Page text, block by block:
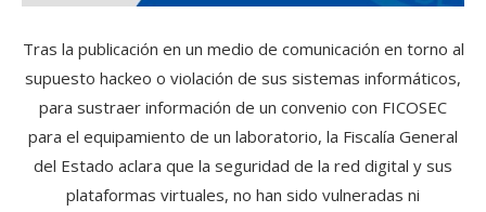
Tras la publicación en un medio de comunicación en torno al
supuesto hackeo o violación de sus sistemas informáticos,
para sustraer información de un convenio con FICOSEC
para el equipamiento de un laboratorio, la Fiscalía General
del Estado aclara que la seguridad de la red digital y sus
plataformas virtuales, no han sido vulneradas ni